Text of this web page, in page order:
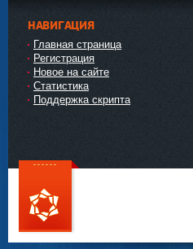
НАВИГАЦИЯ
Главная страница
Регистрация
Новое на сайте
Статистика
Поддержка скрипта
111